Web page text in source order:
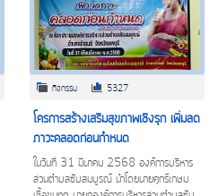
กิจกรรม 5327
โครการสร้างเสริมสุขภาพเชิงรุก เพิ่มลด
ภาวะคลอดก่อนกำหนด
ในวันที่ 31 มีนาคม 2568 องค์การบริหาร
ส่วนตำบลซับสมบูรณ์ นำโดยนายศุกร์เกษม